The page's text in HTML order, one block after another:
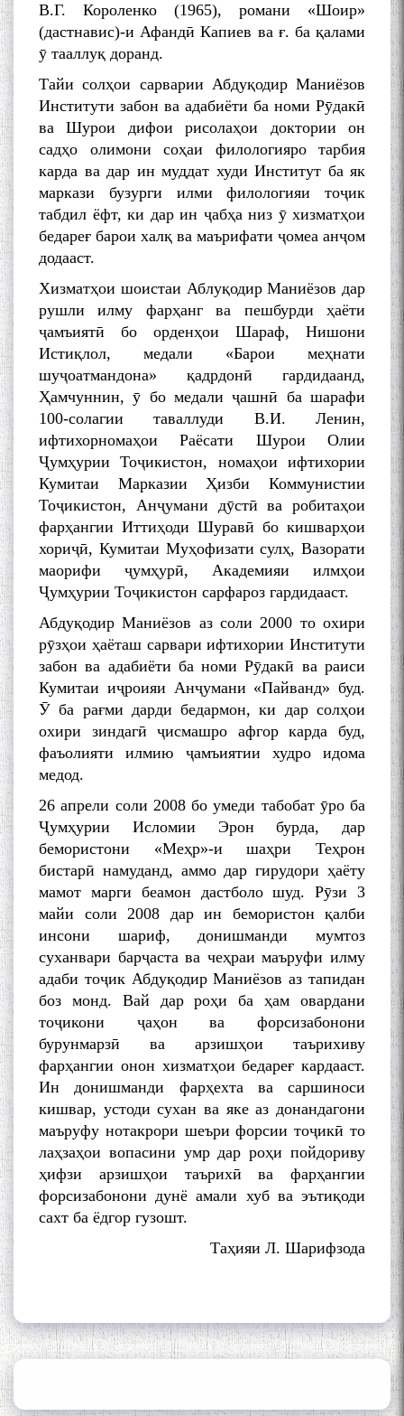
В.Г. Короленко (1965), романи «Шоир»
(дастнавис)-и Афандӣ Капиев ва ғ. ба қалами
ӯ тааллуқ доранд.
Тайи солҳои сарварии Абдуқодир Маниёзов
Институти забон ва адабиёти ба номи Рӯдакӣ
ва Шурои дифои рисолаҳои доктории он
садҳо олимони соҳаи филологияро тарбия
карда ва дар ин муддат худи Институт ба як
маркази бузурги илми филологияи тоҷик
табдил ёфт, ки дар ин ҷабҳа низ ӯ хизматҳои
бедареғ барои халқ ва маърифати ҷомеа анҷом
додааст.
Хизматҳои шоистаи Аблуқодир Маниёзов дар
рушли илму фарҳанг ва пешбурди ҳаёти
ҷамъиятӣ бо орденҳои Шараф, Нишони
Истиқлол, медали «Барои меҳнати
шуҷоатмандона» қадрдонӣ гардидаанд,
Ҳамчуннин, ӯ бо медали ҷашнӣ ба шарафи
100-солагии таваллуди В.И. Ленин,
ифтихорномаҳои Раёсати Шурои Олии
Ҷумҳурии Тоҷикистон, номаҳои ифтихории
Кумитаи Марказии Ҳизби Коммунистии
Тоҷикистон, Анҷумани дӯстӣ ва робитаҳои
фарҳангии Иттиҳоди Шуравӣ бо кишварҳои
хориҷӣ, Кумитаи Муҳофизати сулҳ, Вазорати
маорифи ҷумҳурӣ, Академияи илмҳои
Ҷумҳурии Тоҷикистон сарфароз гардидааст.
Абдуқодир Маниёзов аз соли 2000 то охири
рӯзҳои ҳаёташ сарвари ифтихории Институти
забон ва адабиёти ба номи Рӯдакӣ ва раиси
Кумитаи иҷроияи Анҷумани «Пайванд» буд.
Ӯ ба рағми дарди бедармон, ки дар солҳои
охири зиндагӣ ҷисмашро афгор карда буд,
фаъолияти илмию ҷамъиятии худро идома
медод.
26 апрели соли 2008 бо умеди табобат ӯро ба
Ҷумҳурии Исломии Эрон бурда, дар
бемористони «Меҳр»-и шаҳри Теҳрон
бистарӣ намуданд, аммо дар гирудори ҳаёту
мамот марги беамон дастболо шуд. Рӯзи 3
майи соли 2008 дар ин бемористон қалби
инсони шариф, донишманди мумтоз
суханвари барҷаста ва чеҳраи маъруфи илму
адаби тоҷик Абдуқодир Маниёзов аз тапидан
боз монд. Вай дар роҳи ба ҳам овардани
тоҷикони ҷаҳон ва форсизабонони
бурунмарзӣ ва арзишҳои таърихиву
фарҳангии онон хизматҳои бедареғ кардааст.
Ин донишманди фарҳехта ва саршиноси
кишвар, устоди сухан ва яке аз донандагони
маъруфу нотакрори шеъри форсии тоҷикӣ то
лаҳзаҳои вопасини умр дар роҳи пойдориву
ҳифзи арзишҳои таърихӣ ва фарҳангии
форсизабонони дунё амали хуб ва эътиқоди
сахт ба ёдгор гузошт.
Таҳияи Л. Шарифзода
БА МУНОСИБАТИ
БУЗУРГДОШТИ РӮЗИ РӮДАКӢ
Дар Академияи миллии
илмҳои Тоҷикистон бахшида
адабиётшинос Соҳиб
Табаров ҳамоиши илмӣ-
назариявӣ баргузор гардид.
МАВЛОНО ҶАЛОЛИДДИНИ
БАЛХӢ БУЗУРГТАРИН
МУТАФАККИР ВА ОРИФИ
ЗАБОНУ АДАБИ ТОҶИК
به عبارت دیگر: گفتگو با مومن
Сухбати навқаламон бо
Муъмин Қаноат\Meeting of
young talents with Mumyin
Kanoat
The Persian Gulf Beautiful
poetry from Устод Мумин
Қаноат (Ustod Mumin Qanoat)
and Master Mehryar
of the name of the Persian
Gulf
Сайри Дарвоз бо Мӯъмин
Қаноат: Чанор ҳам "гап"
мезанад
АЗ ҶОНИБИ ОЛИМОНИ
АКАДЕМИЯИ МИЛЛИИ